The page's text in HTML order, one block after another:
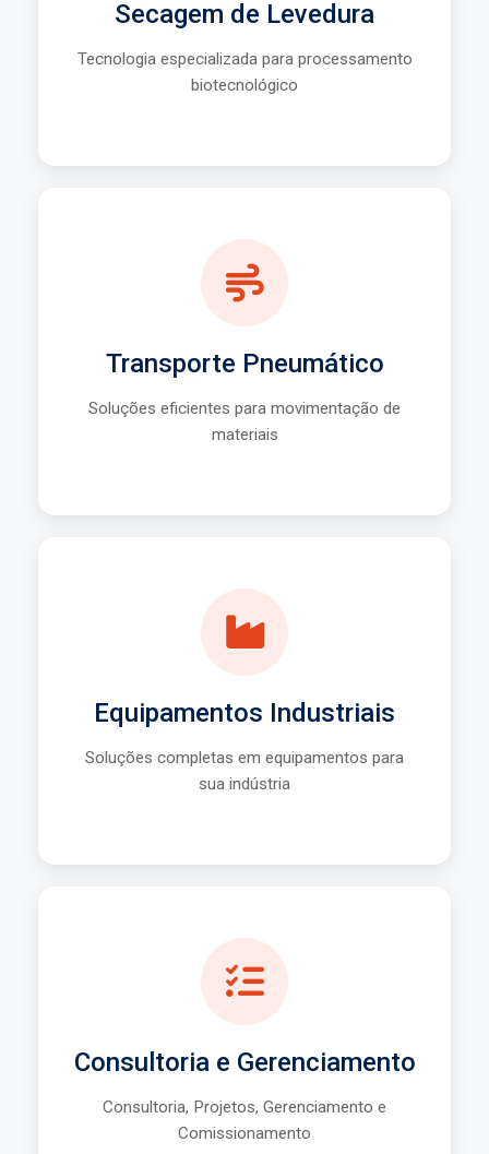
Secagem de Levedura
Tecnologia especializada para processamento
biotecnológico
Preservação das propriedades
Saiba Mais
Transporte Pneumático
Soluções eficientes para movimentação de
materiais
Sistema automatizado
Baixa manutenção
Saiba Mais
Equipamentos Industriais
Soluções completas em equipamentos para
sua indústria
Projetos personalizados
Tecnologia avançada
Saiba Mais
Consultoria e Gerenciamento
Consultoria, Projetos, Gerenciamento e
Comissionamento
Análise técnica especializada
Suporte contínuo
Saiba Mais